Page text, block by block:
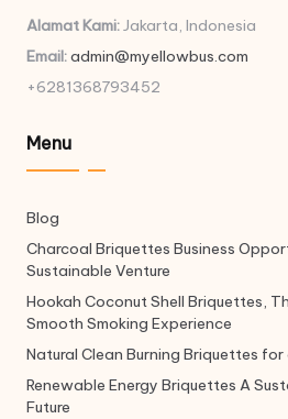
Alamat Kami:Jakarta, Indonesia
Email:admin@myellowbus.com
+6281368793452
Menu
Blog
Charcoal Briquettes Business
Sustainable Venture
Hookah Coconut Shell Briquettes,
Smooth Smoking Experience
Natural Clean Burning Briquettes
Renewable Energy Briquettes A
Future